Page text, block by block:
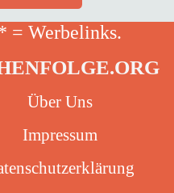
= Werbelinks.
Über Uns
Impressum